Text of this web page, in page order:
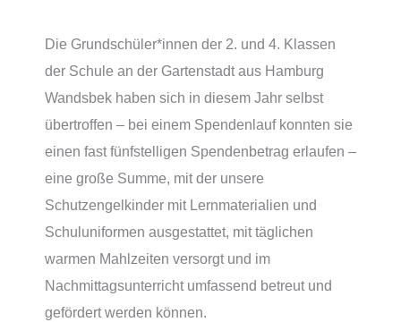
Die Grundschüler*innen der 2. und 4. Klassen
der Schule an der Gartenstadt aus Hamburg
Wandsbek haben sich in diesem Jahr selbst
übertroffen – bei einem Spendenlauf konnten sie
einen fast fünfstelligen Spendenbetrag erlaufen –
eine große Summe, mit der unsere
Schutzengelkinder mit Lernmaterialien und
Schuluniformen ausgestattet, mit täglichen
warmen Mahlzeiten versorgt und im
Nachmittagsunterricht umfassend betreut und
gefördert werden können.